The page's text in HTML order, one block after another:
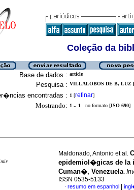
Coleção da
Base de dados : article
Pesquisa : VILLALOBOS DE B, LUZ
encontradas : 1 [refinar]
Mostrando: 1 .. 1 no formato [ISO 690]
Maldonado, Antonio et al.
epidemiol�gicas de la
Cuman�, Venezuela.
ISSN 0535-5133
· resumo em espanhol